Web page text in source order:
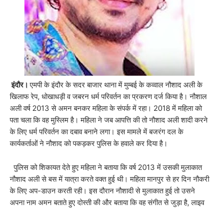
इंदौर।एमपी के इंदौर के सदर बाजार थाना में मुम्बई के कव्वाल नौशाद अली के
खिलाफ रेप, धोखाधड़ी व जबरन धर्म परिवर्तन का प्रकरण दर्ज किया है। नौशाल
अली वर्ष 2013 से अमन बनकर महिला के संपर्क में रहा। 2018 में महिला को
पता चला कि वह मुस्लिम है। महिला ने जब आपत्ति की तो नौशाद अली शादी करने
के लिए धर्म परिवर्तन का दबाव बनाने लगा। इस मामले में बजरंग दल के
कार्यकर्ताओं ने नौशाद को पकड़कर पुलिस के हवाले कर दिया है।
पुलिस को शिकायत देते हुए महिला ने बताया कि वर्ष 2013 में उसकी मुलाकात
नौशाद अली से बस में यात्रा करते वक्त हुई थी। महिला मानपुर से हर दिन नौकरी
के लिए अप-डाउन करती रही। इस दौरान नौशादी से मुलाकात हुई तो उसने
अपना नाम अमन बताते हुए दोस्ती की और बताया कि वह संगीत से जुड़ा है, लाइव